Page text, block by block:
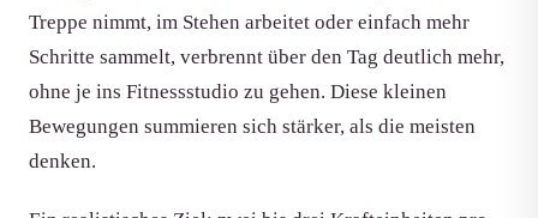
Treppe nimmt, im Stehen arbeitet oder einfach mehr
Schritte sammelt, verbrennt über den Tag deutlich mehr,
ohne je ins Fitnessstudio zu gehen. Diese kleinen
Bewegungen summieren sich stärker, als die meisten
denken.